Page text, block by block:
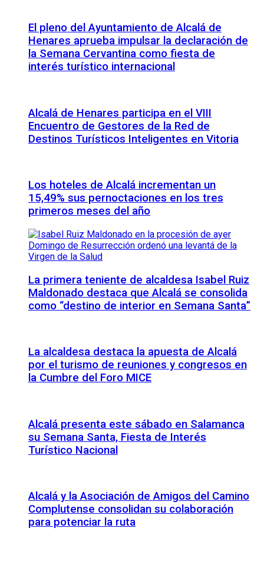
El pleno del Ayuntamiento de Alcalá de
Henares aprueba impulsar la declaración de
la Semana Cervantina como fiesta de
interés turístico internacional
Alcalá de Henares participa en el VIII
Encuentro de Gestores de la Red de
Destinos Turísticos Inteligentes en Vitoria
Los hoteles de Alcalá incrementan un
15,49% sus pernoctaciones en los tres
primeros meses del año
La primera teniente de alcaldesa Isabel Ruiz
Maldonado destaca que Alcalá se consolida
como “destino de interior en Semana Santa”
La alcaldesa destaca la apuesta de Alcalá
por el turismo de reuniones y congresos en
la Cumbre del Foro MICE
Alcalá presenta este sábado en Salamanca
su Semana Santa, Fiesta de Interés
Turístico Nacional
Alcalá y la Asociación de Amigos del Camino
Complutense consolidan su colaboración
para potenciar la ruta